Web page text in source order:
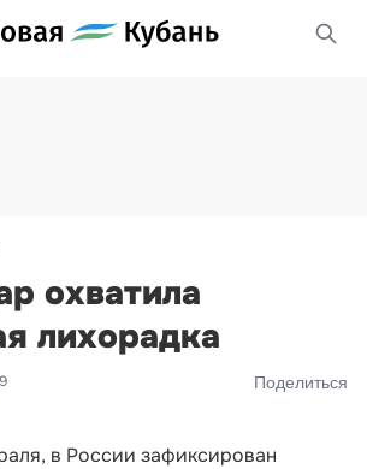
охватила
лихорадка
Поделиться
в России зафиксирован